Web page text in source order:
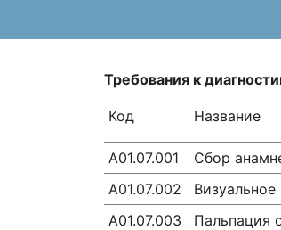
Требования к
Код Название
А01.07.001
Сбор
А01.07.002
А01.07.003
Пальпация